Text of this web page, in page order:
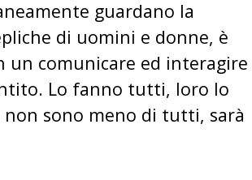
guardano la
di uomini e donne, è
un comunicare ed interagire
Lo fanno tutti, loro lo
sono meno di tutti, sarà